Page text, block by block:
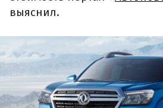
выяснил.